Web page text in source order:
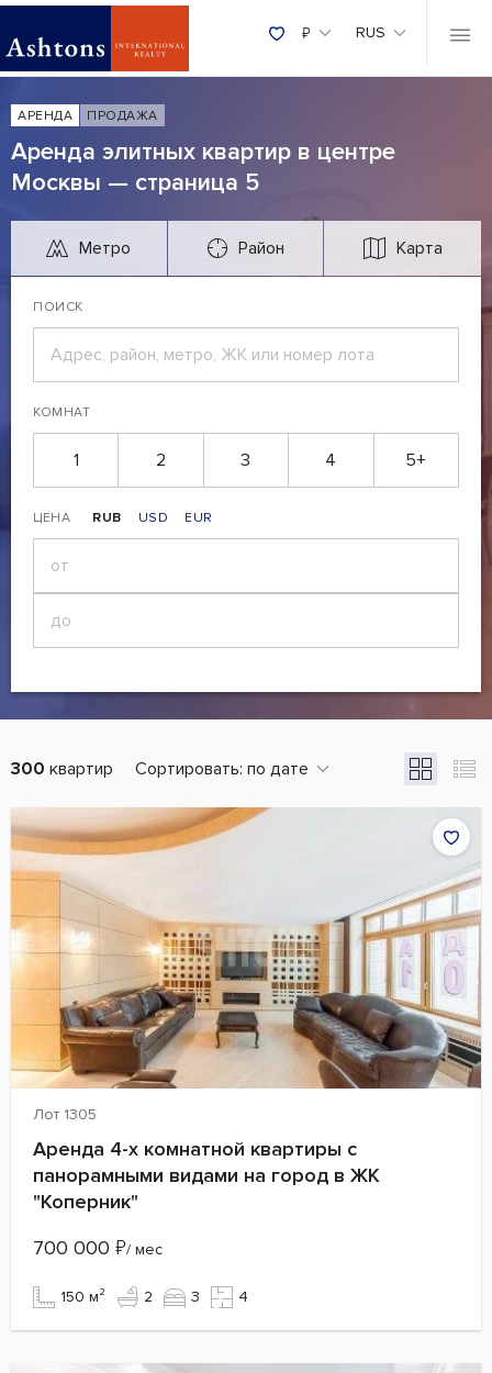
₽ RUS
АРЕНДА ПРОДАЖА
Аренда элитных квартир в центре
Москвы — страница 5
Метро Район Карта
ПОИСК
КОМНАТ
1 2 3 4 5+
ЦЕНА RUB USD EUR
300 квартир Сортировать: по дате
Лот 1305
Аренда 4-х комнатной квартиры с
панорамными видами на город в ЖК
"Коперник"
700 000 ₽/ мес
150 м² 2 3 4